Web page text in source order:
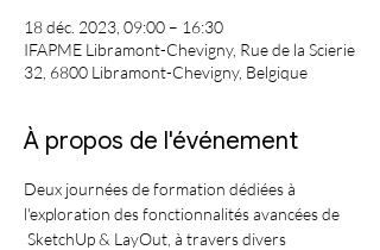
18 déc. 2023, 09:00 – 16:30
IFAPME Libramont-Chevigny, Rue de la Scierie
32, 6800 Libramont-Chevigny, Belgique
À propos de l'événement
Deux journées de formation dédiées à
l'exploration des fonctionnalités avancées de
SketchUp & LayOut, à travers divers